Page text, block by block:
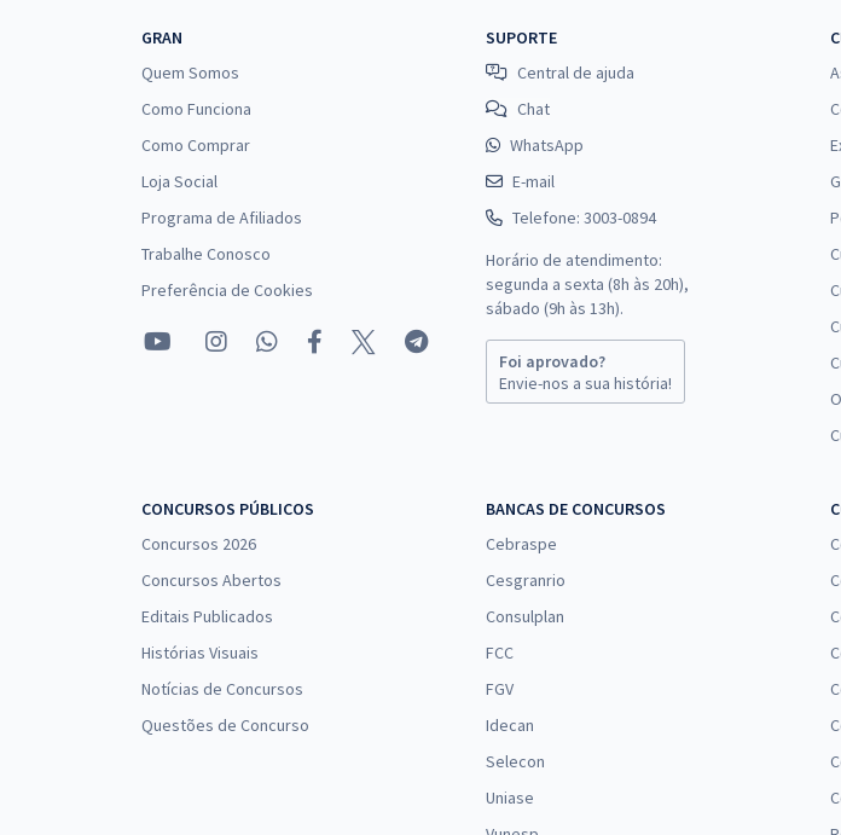
GRAN
Quem Somos
Como Funciona
Como Comprar
Loja Social
Programa de Afiliados
Trabalhe Conosco
Preferência de Cookies
SUPORTE
Central de ajuda
Chat
WhatsApp
E-mail
Telefone: 3003-0894
Horário de atendimento:
segunda a sexta (8h às 20h),
sábado (9h às 13h).
Foi aprovado?
Envie-nos a sua história!
CONCURSOS PÚBLICOS
Concursos 2026
Concursos Abertos
Editais Publicados
Histórias Visuais
Notícias de Concursos
Questões de Concurso
BANCAS DE CONCURSOS
Cebraspe
Cesgranrio
Consulplan
FCC
FGV
Idecan
Selecon
Uniase